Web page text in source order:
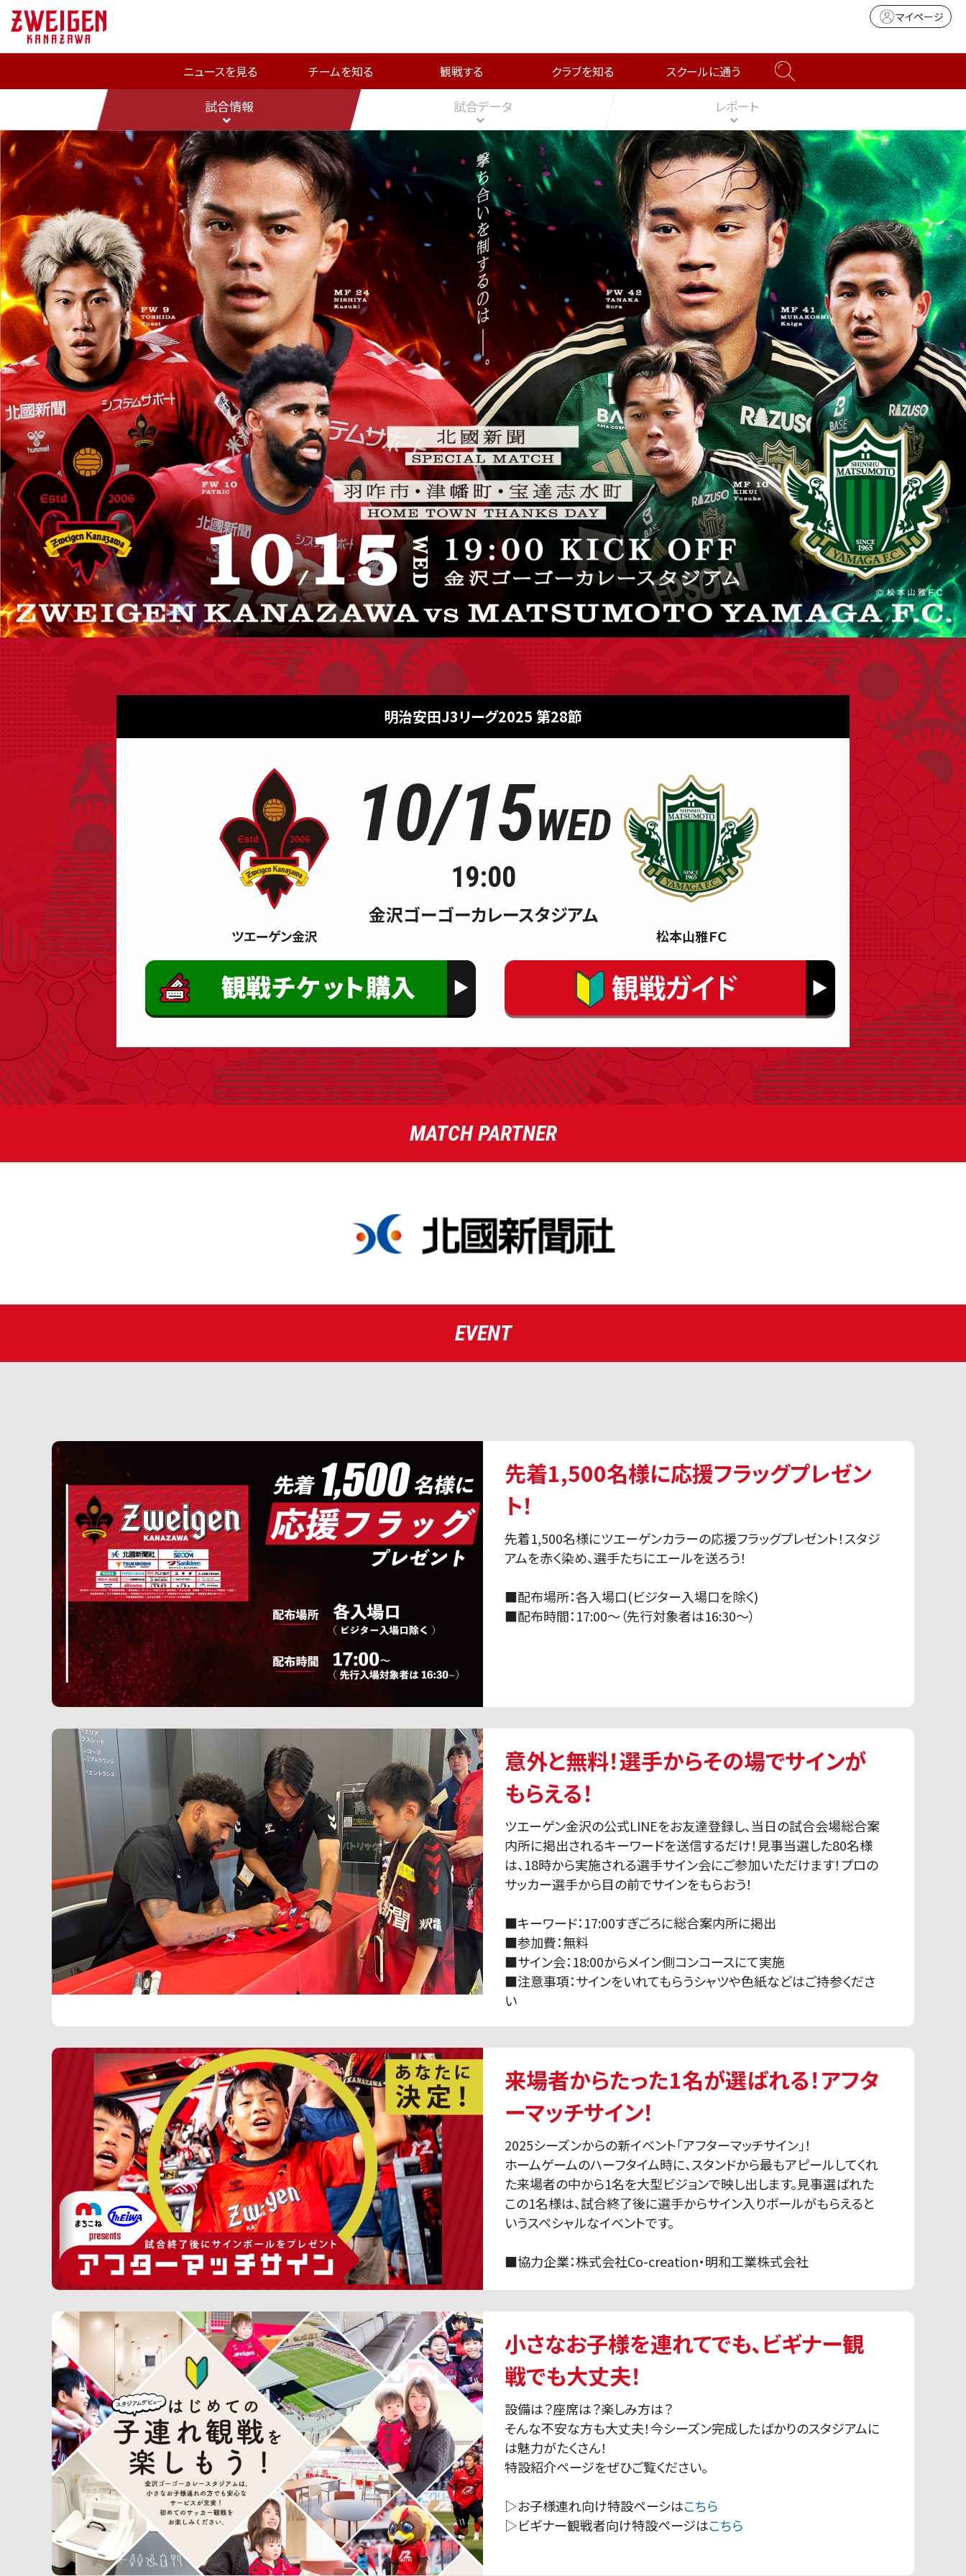
マイページ
ニュースを見る チームを知る 観戦する クラブを知る スクールに通う
試合情報 試合データ レポート
明治安田J3リーグ2025 第28節
ツエーゲン金沢 松本山雅ＦＣ
10/15WED
19:00
金沢ゴーゴーカレースタジアム
MATCH PARTNER
EVENT
先着1,500名様に応援フラッグプレゼン
ト！
先着1,500名様にツエーゲンカラーの応援フラッグプレゼント！スタジ
アムを赤く染め、選手たちにエールを送ろう！
■配布場所：各入場口(ビジター入場口を除く)
■配布時間：17:00〜（先行対象者は16:30〜）
意外と無料！選手からその場でサインが
もらえる！
ツエーゲン金沢の公式LINEをお友達登録し、当日の試合会場総合案
内所に掲出されるキーワードを送信するだけ！見事当選した80名様
は、18時から実施される選手サイン会にご参加いただけます！プロの
サッカー選手から目の前でサインをもらおう！
■キーワード：17:00すぎごろに総合案内所に掲出
■参加費：無料
■サイン会：18:00からメイン側コンコースにて実施
■注意事項：サインをいれてもらうシャツや色紙などはご持参くださ
い
来場者からたった1名が選ばれる！アフタ
ーマッチサイン！
2025シーズンからの新イベント「アフターマッチサイン」！
ホームゲームのハーフタイム時に、スタンドから最もアピールしてくれ
た来場者の中から1名を大型ビジョンで映し出します。見事選ばれた
この1名様は、試合終了後に選手からサイン入りボールがもらえると
いうスペシャルなイベントです。
■協力企業：株式会社Co-creation・明和工業株式会社
小さなお子様を連れてでも、ビギナー観
戦でも大丈夫！
設備は？座席は？楽しみ方は？
そんな不安な方も大丈夫！今シーズン完成したばかりのスタジアムに
は魅力がたくさん！
特設紹介ページをぜひご覧ください。
▷お子様連れ向け特設ペーシはこちら
▷ビギナー観戦者向け特設ページはこちら